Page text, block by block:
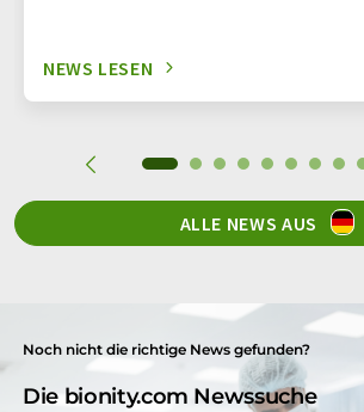
NEWS LESEN
ALLE NEWS AUS
Noch nicht die richtige News gefunden?
Die bionity.com Newssuche